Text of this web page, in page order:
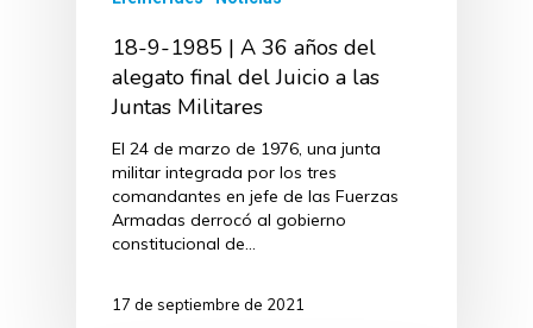
18-9-1985 | A 36 años del
alegato final del Juicio a las
Juntas Militares
El 24 de marzo de 1976, una junta
militar integrada por los tres
comandantes en jefe de las Fuerzas
Armadas derrocó al gobierno
constitucional de…
17 de septiembre de 2021